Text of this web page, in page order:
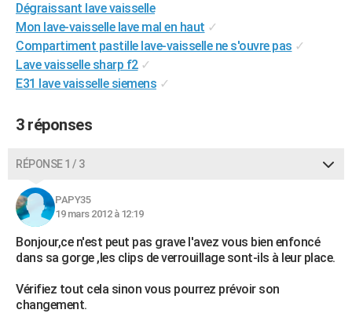
Alimentation
Guide de la santé
Maladies
Médicaments
Sommeil
VOYAGE
Destinations
City break
Voyage nature
Voyage de noces
Forum
Climat
+PHOTO
GUIDES D'ACHAT
BONS PLANS
Dictionnaire
Biographies
Citations
Expressions
Proverbes
PROGRAMME TV
COPAINS D'AVANT
FORUM
Dégraissant lave vaisselle
Mon lave-vaisselle lave mal en haut ✓
Compartiment pastille lave-vaisselle ne s'ouvre pas ✓
Lave vaisselle sharp f2 ✓
E31 lave vaisselle siemens ✓
3 réponses
RÉPONSE 1 / 3
PAPY35
19 mars 2012 à 12:19
Bonjour,ce n'est peut pas grave l'avez vous bien enfoncé
dans sa gorge ,les clips de verrouillage sont-ils à leur place.
Vérifiez tout cela sinon vous pourrez prévoir son
changement.